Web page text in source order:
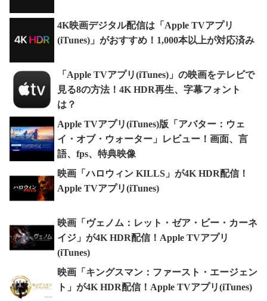
4K映画デジタル配信は「Apple TVアプリ
(iTunes)」がおすすめ！1,000本以上が対応済み
「Apple TVアプリ(iTunes)」の映画をテレビで
見る8の方法！4K HDR再生、字幕フォント
は？
Apple TVアプリ(iTunes)版「アバター：ウェ
イ・オブ・ウォーター」レビュー！画面、言
語、fps、特典映像
映画「ハロウィン KILLS」が4K HDR配信！
Apple TVアプリ(iTunes)
映画「ヴェノム：レット・ゼア・ビー・カーネ
イジ」が4K HDR配信！Apple TVアプリ
(iTunes)
映画「キングスマン：ファースト・エージェン
ト」が4K HDR配信！Apple TVアプリ(iTunes)